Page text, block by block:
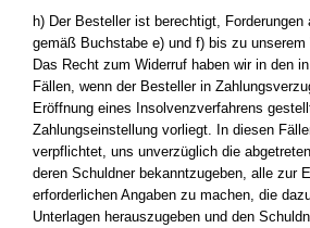
h) Der Besteller ist berechtigt, Forderungen
gemäß Buchstabe e) und f) bis zu unserem
Das Recht zum Widerruf haben wir in den
Fällen, wenn der Besteller in
Eröffnung eines Insolvenzverfahrens
Zahlungseinstellung vorliegt. In diesen
verpflichtet, uns unverzüglich die
deren Schuldner bekanntzugeben, alle zur
erforderlichen Angaben zu machen, die
Unterlagen herauszugeben und den